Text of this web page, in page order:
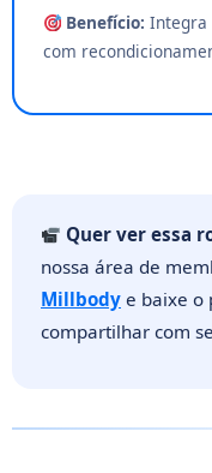
Benefício: Integra
com
Quer ver essa
nossa área de
Millbody e baixe o
compartilhar com